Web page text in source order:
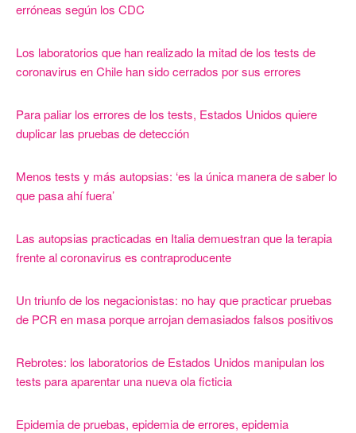
erróneas según los CDC
Los laboratorios que han realizado la mitad de los tests de
coronavirus en Chile han sido cerrados por sus errores
Para paliar los errores de los tests, Estados Unidos quiere
duplicar las pruebas de detección
Menos tests y más autopsias: ‘es la única manera de saber lo
que pasa ahí fuera’
Las autopsias practicadas en Italia demuestran que la terapia
frente al coronavirus es contraproducente
Un triunfo de los negacionistas: no hay que practicar pruebas
de PCR en masa porque arrojan demasiados falsos positivos
Rebrotes: los laboratorios de Estados Unidos manipulan los
tests para aparentar una nueva ola ficticia
Epidemia de pruebas, epidemia de errores, epidemia